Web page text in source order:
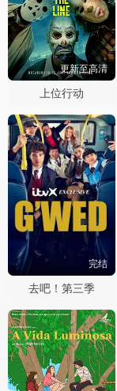
更新至高清
上位行动
完结
去吧！第三季